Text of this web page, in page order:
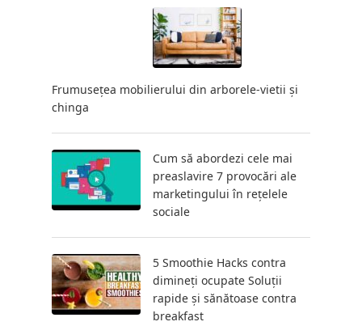
Frumusețea mobilierului din arborele-vietii și
chinga
Cum să abordezi cele mai
preaslavire 7 provocări ale
marketingului în rețelele
sociale
5 Smoothie Hacks contra
dimineți ocupate Soluții
rapide și sănătoase contra
breakfast